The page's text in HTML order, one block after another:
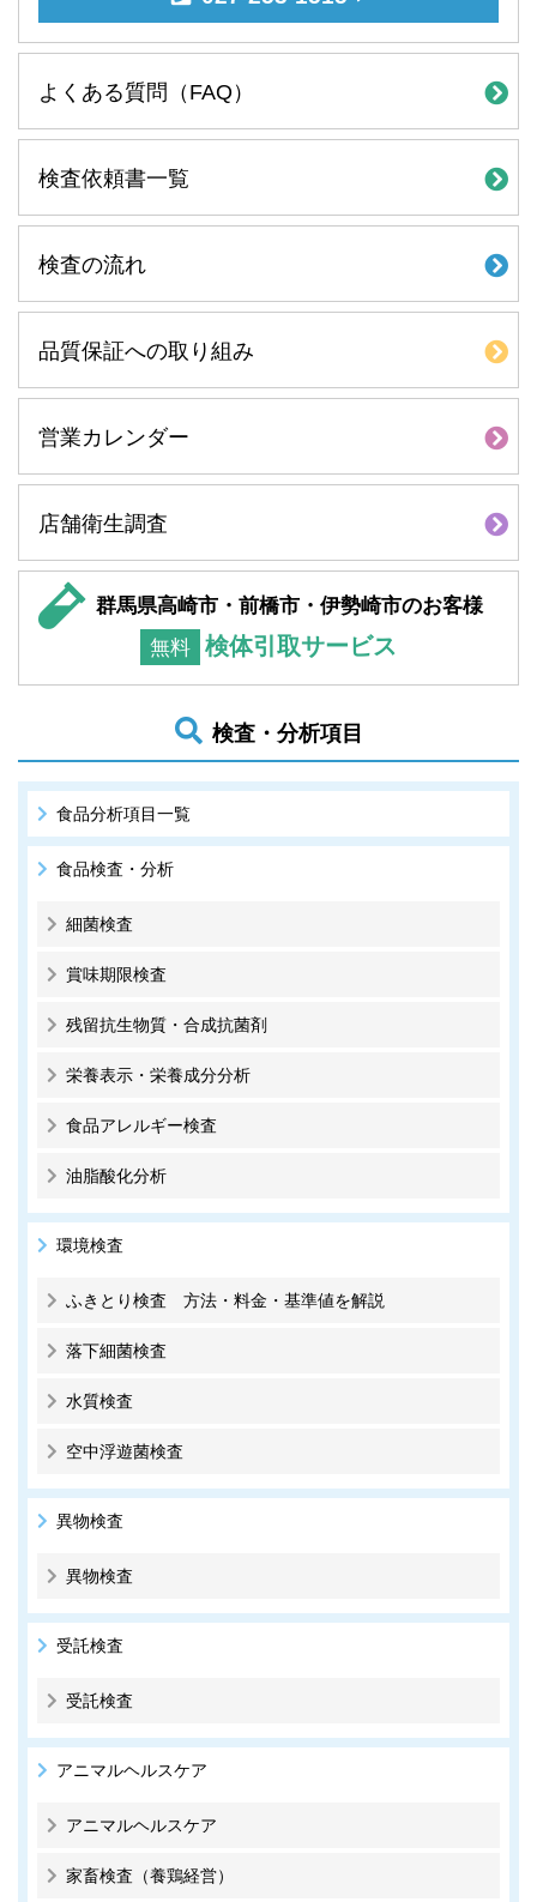
よくある質問（FAQ）
検査依頼書一覧
検査の流れ
品質保証への取り組み
営業カレンダー
店舗衛生調査
群馬県高崎市・前橋市・伊勢崎市のお客様
無料 検体引取サービス
検査・分析項目
食品分析項目一覧
食品検査・分析
細菌検査
賞味期限検査
残留抗生物質・合成抗菌剤
栄養表示・栄養成分分析
食品アレルギー検査
油脂酸化分析
環境検査
ふきとり検査 方法・料金・基準値を解説
落下細菌検査
水質検査
空中浮遊菌検査
異物検査
異物検査
受託検査
受託検査
アニマルヘルスケア
アニマルヘルスケア
家畜検査（養鶏経営）